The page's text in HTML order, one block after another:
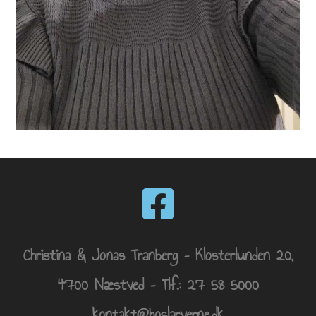
Christina & Jonas Tranberg – Klosterlunden 20,
4700 Næstved – Tlf.: 27 58 5000